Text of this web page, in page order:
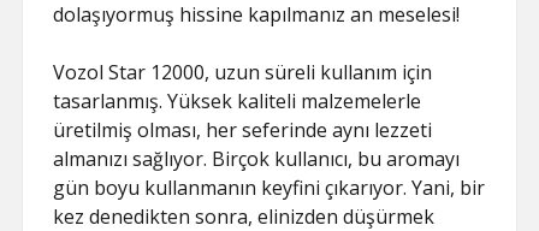
dolaşıyormuş hissine kapılmanız an meselesi!
Vozol Star 12000, uzun süreli kullanım için
tasarlanmış. Yüksek kaliteli malzemelerle
üretilmiş olması, her seferinde aynı lezzeti
almanızı sağlıyor. Birçok kullanıcı, bu aromayı
gün boyu kullanmanın keyfini çıkarıyor. Yani, bir
kez denedikten sonra, elinizden düşürmek